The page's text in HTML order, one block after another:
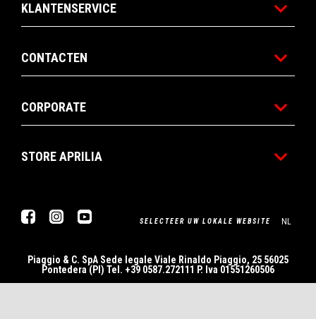
KLANTENSERVICE
CONTACTEN
CORPORATE
STORE APRILIA
FacebookInstagram SELECTEER UW LOKALE WEBSITE NL
Piaggio & C. SpA Sede legale Viale Rinaldo Piaggio, 25 56025
Pontedera (PI) Tel. +39 0587.272111 P. Iva 01551260506